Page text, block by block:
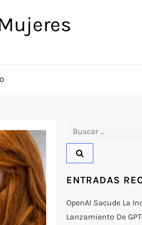
ENTRADAS
OpenAI Sacude La
Lanzamiento De